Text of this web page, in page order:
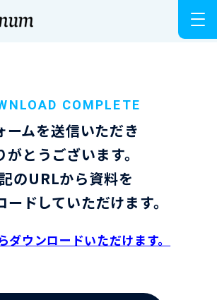
COMPLETE
ームを送信いただき
がとうございます。
のURLから資料を
ードしていただけます。
ダウンロードいただけます。